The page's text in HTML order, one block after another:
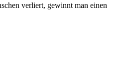
verliert, gewinnt man einen